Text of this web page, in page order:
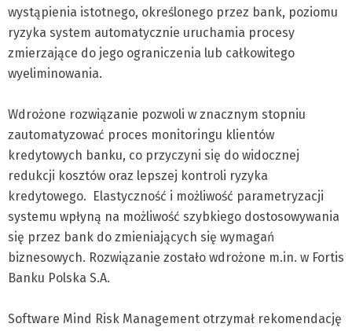
wystąpienia istotnego, określonego przez bank, poziomu
ryzyka system automatycznie uruchamia procesy
zmierzające do jego ograniczenia lub całkowitego
wyeliminowania.
Wdrożone rozwiązanie pozwoli w znacznym stopniu
zautomatyzować proces monitoringu klientów
kredytowych banku, co przyczyni się do widocznej
redukcji kosztów oraz lepszej kontroli ryzyka
kredytowego. Elastyczność i możliwość parametryzacji
systemu wpłyną na możliwość szybkiego dostosowywania
się przez bank do zmieniających się wymagań
biznesowych. Rozwiązanie zostało wdrożone m.in. w Fortis
Banku Polska S.A.
Software Mind Risk Management otrzymał rekomendację